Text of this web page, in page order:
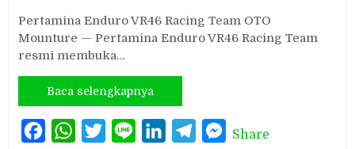
Pertamina Enduro VR46 Racing Team OTO
Mounture — Pertamina Enduro VR46 Racing Team
resmi membuka…
Baca selengkapnya
FacebookWhatsAppTwitterLine LinkedInTelegramMessenger
Share